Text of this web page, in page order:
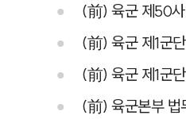
(前) 육군 제50
(前) 육군 제1군
(前) 육군 제1군
(前) 육군본부 법